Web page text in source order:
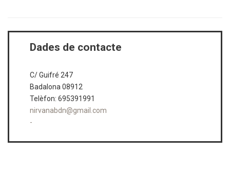
Dades de contacte
C/ Guifré 247
Badalona 08912
Telèfon: 695391991
nirvanabdn@gmail.com
-